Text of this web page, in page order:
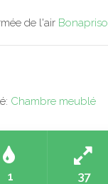
de l'air Bonapriso
Chambre meublé
1 37